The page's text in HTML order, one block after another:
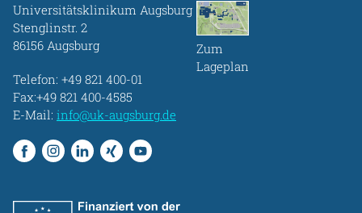
Universitätsklinikum Augsburg
Stenglinstr. 2
86156 Augsburg
Telefon: +49 821 400-01
Fax:+49 821 400-4585
E-Mail: info@uk-augsburg.de
Zum
Lageplan